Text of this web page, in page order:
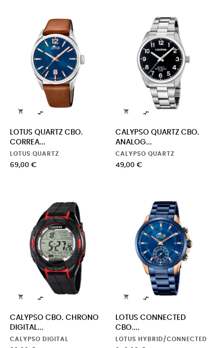
 
LOTUS QUARTZ CBO.
CORREA...
LOTUS QUARTZ
Precio
69,00 €
 
CALYPSO QUARTZ CBO.
ANALOG...
CALYPSO QUARTZ
Precio
49,00 €
 
CALYPSO CBO. CHRONO
DIGITAL...
CALYPSO DIGITAL
 
LOTUS CONNECTED
CBO....
LOTUS HYBRID/CONNECTED